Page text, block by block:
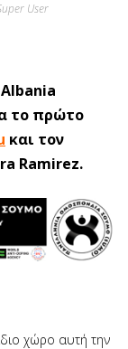
User
το πρώτο
και τον
Ramirez.
χώρο αυτή την